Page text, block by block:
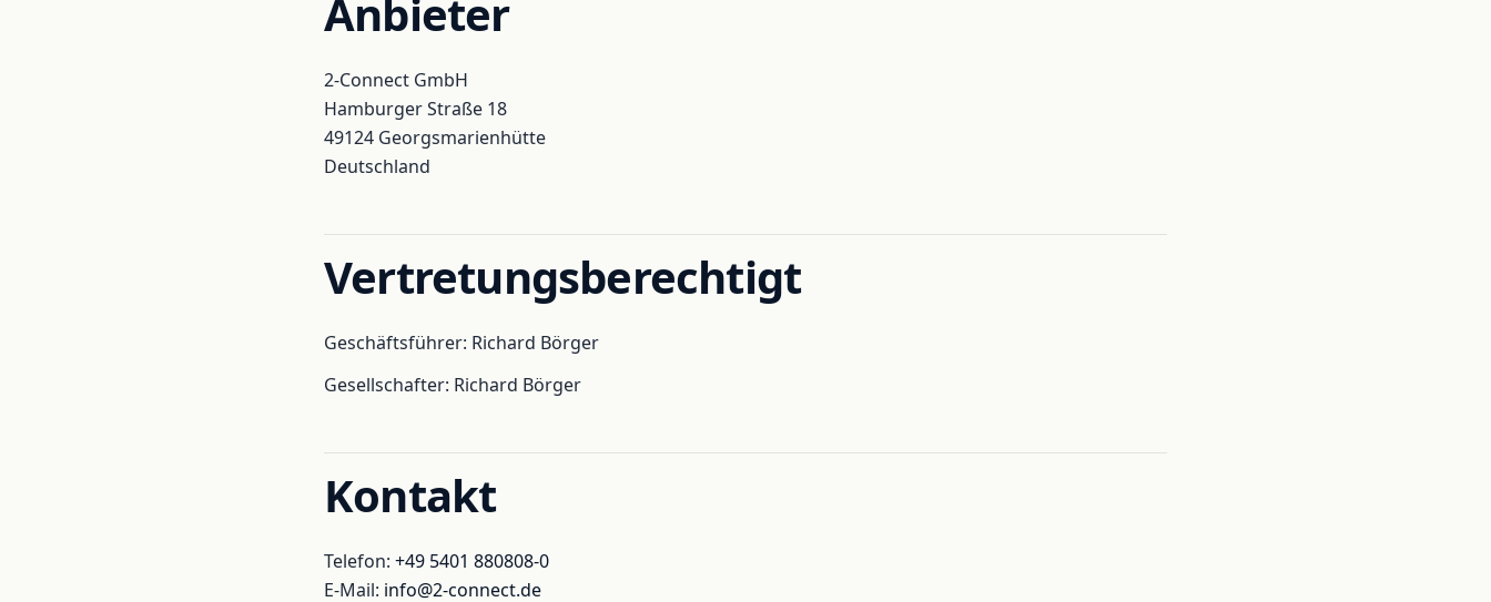
Anbieter
2-Connect GmbH
Hamburger Straße 18
49124 Georgsmarienhütte
Deutschland
Vertretungsberechtigt
Geschäftsführer: Richard Börger
Gesellschafter: Richard Börger
Kontakt
Telefon: +49 5401 880808-0
E-Mail: info@2-connect.de